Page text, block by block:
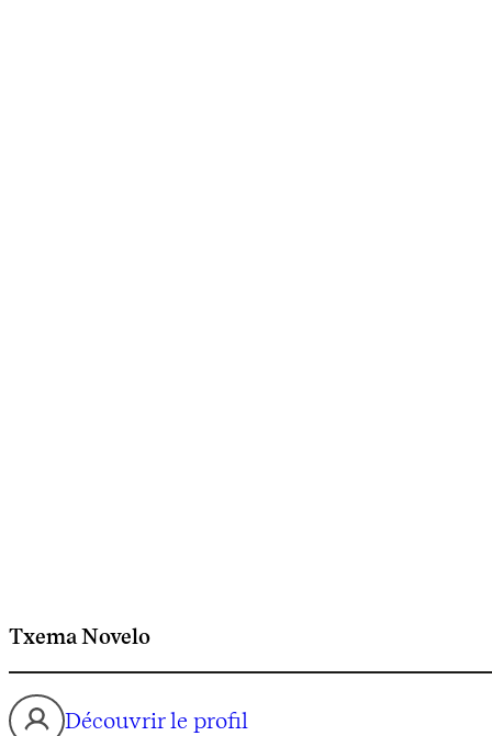
Txema Novelo
Découvrir le profil